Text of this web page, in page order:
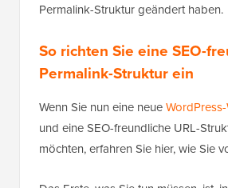
Permalink-Struktur geändert haben.
So richten Sie eine SEO-
Permalink-Struktur ein
Wenn Sie nun eine neue
und eine SEO-freundliche URL-
möchten, erfahren Sie hier, wie Sie